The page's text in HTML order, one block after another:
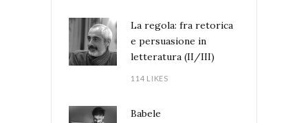
La regola: fra retorica
e persuasione in
letteratura (II/III)
114 LIKES
Babele